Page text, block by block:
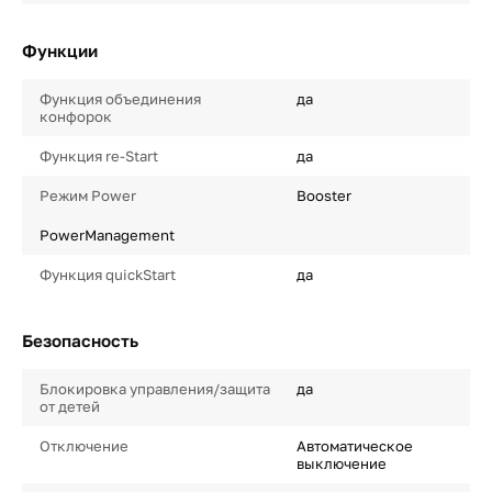
Функции
Функция объединения
конфорок
да
Функция re-Start да
Режим Power Booster
PowerManagement
Функция quickStart да
Безопасность
Блокировка управления/защита
от детей
да
Отключение
Автоматическое
выключение